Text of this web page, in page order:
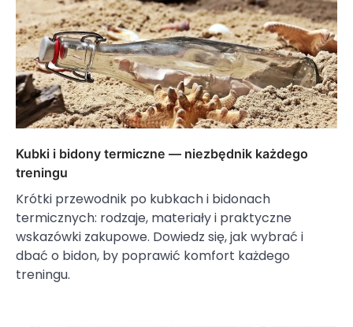
Kubki i bidony termiczne — niezbędnik każdego
treningu
Krótki przewodnik po kubkach i bidonach
termicznych: rodzaje, materiały i praktyczne
wskazówki zakupowe. Dowiedz się, jak wybrać i
dbać o bidon, by poprawić komfort każdego
treningu.